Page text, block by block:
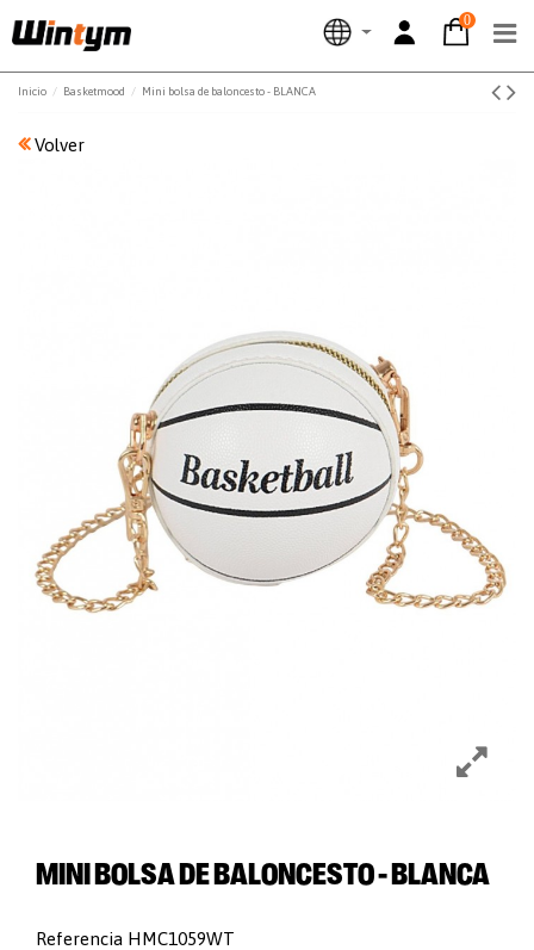
0
Inicio Basketmood Mini bolsa de baloncesto - BLANCA
Volver
MINI BOLSA DE BALONCESTO - BLANCA
Referencia HMC1059WT